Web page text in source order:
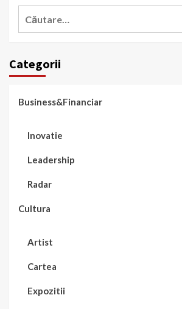
Categorii
Business&Financiar
Inovatie
Leadership
Radar
Cultura
Artist
Cartea
Expozitii